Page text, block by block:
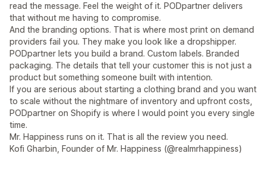
read the message. Feel the weight of it. PODpartner delivers
that without me having to compromise.
And the branding options. That is where most print on demand
providers fail you. They make you look like a dropshipper.
PODpartner lets you build a brand. Custom labels. Branded
packaging. The details that tell your customer this is not just a
product but something someone built with intention.
If you are serious about starting a clothing brand and you want
to scale without the nightmare of inventory and upfront costs,
PODpartner on Shopify is where I would point you every single
time.
Mr. Happiness runs on it. That is all the review you need.
Kofi Gharbin, Founder of Mr. Happiness (@realmrhappiness)